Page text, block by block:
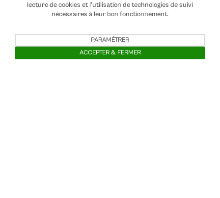
lecture de cookies et l'utilisation de technologies de suivi
nécessaires à leur bon fonctionnement.
PARAMÉTRER
ACCEPTER & FERMER